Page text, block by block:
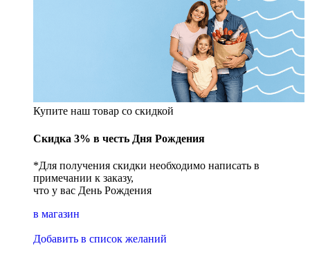
Купите наш товар со скидкой
Скидка 3% в честь Дня Рождения
*Для получения скидки необходимо написать в
примечании к заказу,
что у вас День Рождения
в магазин
Добавить в список желаний